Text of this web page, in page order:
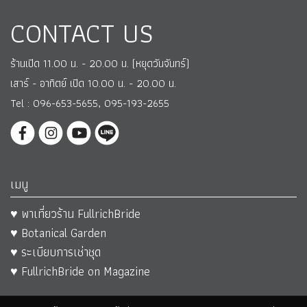
CONTACT US
ร้านเปิด 11.00 น. - 20.00 น. (หยุดวันจันทร์)
เสาร์ - อาทิตย์ เปิด 10.00 น. - 20.00 น.
Tel : 096-653-5655, 095-193-2655
เมนู
♥ พาเที่ยวร้าน FullrichBride
♥ Botanical Garden
♥ ระเบียบการเช่าชุด
♥ FullrichBride on Magazine